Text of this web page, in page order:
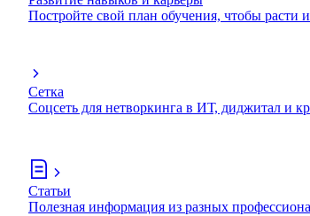
Постройте свой план обучения, чтобы расти
Сетка
Соцсеть для нетворкинга в ИТ, диджитал и
Статьи
Полезная информация из разных